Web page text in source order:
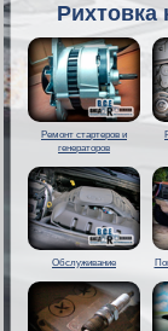
Рихтовка
Ремонт стартеров и
генераторов
Обслуживание